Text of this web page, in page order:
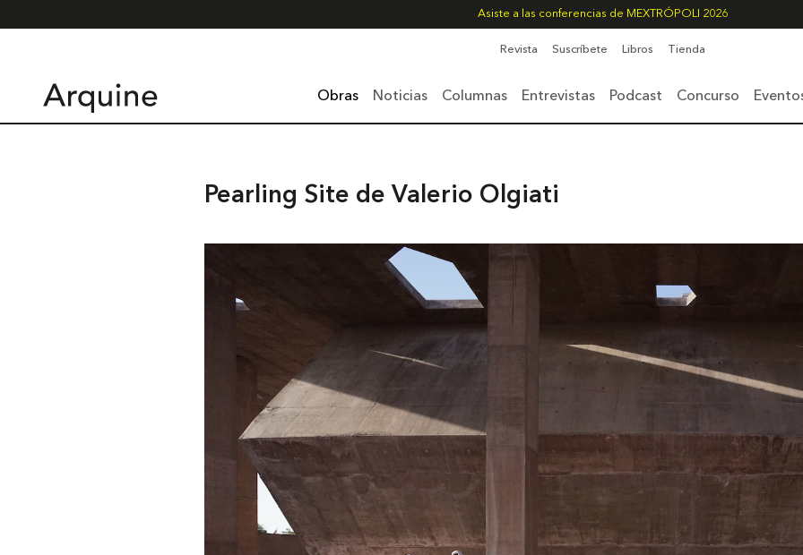
Asiste a las conferencias de MEXTRÓPOLI 2026
Revista Suscríbete Libros Tienda
Obras Noticias Columnas Entrevistas Podcast Concurso
Pearling Site de Valerio Olgiati